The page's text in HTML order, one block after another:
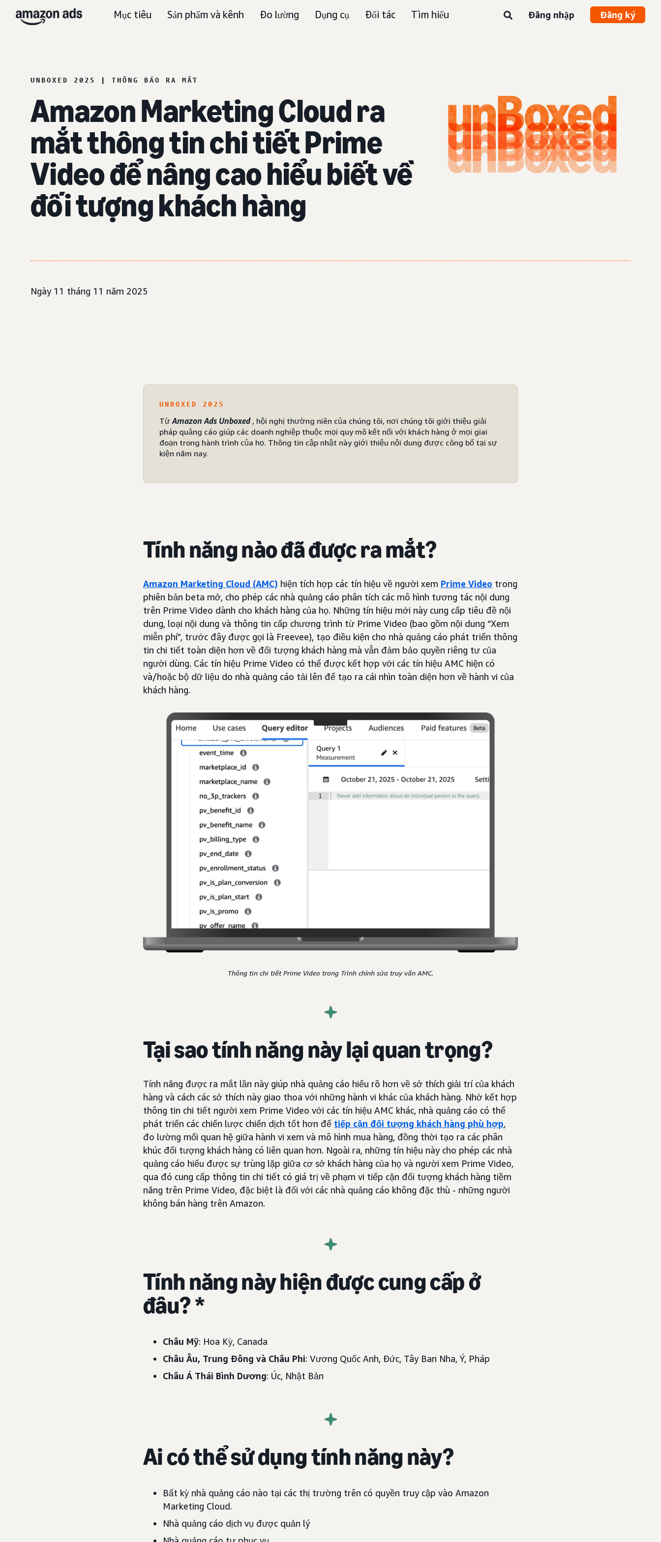
Mục tiêu Sản phẩm và kênh Đo lường Dụng cụ Đối tác Tìm hiểu Đăng nhập Đăng ký
UNBOXED 2025 | THÔNG BÁO RA MẮT
Amazon Marketing Cloud ra
mắt thông tin chi tiết Prime
Video để nâng cao hiểu biết về
đối tượng khách hàng
Ngày 11 tháng 11 năm 2025
UNBOXED 2025
TừAmazon Ads Unboxed , hội nghị thường niên của chúng tôi, nơi chúng tôi giới thiệu giải
pháp quảng cáo giúp các doanh nghiệp thuộc mọi quy mô kết nối với khách hàng ở mọi giai
đoạn trong hành trình của họ. Thông tin cập nhật này giới thiệu nội dung được công bố tại sự
kiện năm nay.
Tính năng nào đã được ra mắt?
Amazon Marketing Cloud (AMC) hiện tích hợp các tín hiệu về người xem Prime Video trong
phiên bản beta mở, cho phép các nhà quảng cáo phân tích các mô hình tương tác nội dung
trên Prime Video dành cho khách hàng của họ. Những tín hiệu mới này cung cấp tiêu đề nội
dung, loại nội dung và thông tin cấp chương trình từ Prime Video (bao gồm nội dung “Xem
miễn phí”, trước đây được gọi là Freevee), tạo điều kiện cho nhà quảng cáo phát triển thông
tin chi tiết toàn diện hơn về đối tượng khách hàng mà vẫn đảm bảo quyền riêng tư của
người dùng. Các tín hiệu Prime Video có thể được kết hợp với các tín hiệu AMC hiện có
và/hoặc bộ dữ liệu do nhà quảng cáo tải lên để tạo ra cái nhìn toàn diện hơn về hành vi của
khách hàng.
Thông tin chi tiết Prime Video trong Trình chỉnh sửa truy vấn AMC.
Tại sao tính năng này lại quan trọng?
Tính năng được ra mắt lần này giúp nhà quảng cáo hiểu rõ hơn về sở thích giải trí của khách
hàng và cách các sở thích này giao thoa với những hành vi khác của khách hàng. Nhờ kết hợp
thông tin chi tiết người xem Prime Video với các tín hiệu AMC khác, nhà quảng cáo có thể
phát triển các chiến lược chiến dịch tốt hơn để tiếp cận đối tượng khách hàng phù hợp,
đo lường mối quan hệ giữa hành vi xem và mô hình mua hàng, đồng thời tạo ra các phân
khúc đối tượng khách hàng có liên quan hơn. Ngoài ra, những tín hiệu này cho phép các nhà
quảng cáo hiểu được sự trùng lặp giữa cơ sở khách hàng của họ và người xem Prime Video,
qua đó cung cấp thông tin chi tiết có giá trị về phạm vi tiếp cận đối tượng khách hàng tiềm
năng trên Prime Video, đặc biệt là đối với các nhà quảng cáo không đặc thù - những người
không bán hàng trên Amazon.
Tính năng này hiện được cung cấp ở
đâu? *
Châu Mỹ: Hoa Kỳ, Canada
Châu Âu, Trung Đông và Châu Phi: Vương Quốc Anh, Đức, Tây Ban Nha, Ý, Pháp
Châu Á Thái Bình Dương: Úc, Nhật Bản
Ai có thể sử dụng tính năng này?
Bất kỳ nhà quảng cáo nào tại các thị trường trên có quyền truy cập vào Amazon
Marketing Cloud.
Nhà quảng cáo dịch vụ được quản lý